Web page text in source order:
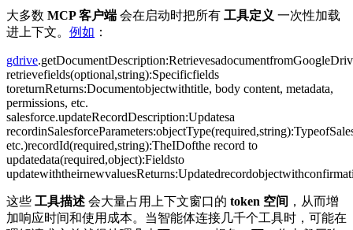
大多数 MCP 客户端 会在启动时把所有 工具定义 一次性加载
进上下文。 例如 ：
gdrive
retrievefields(optional,string):Specificfields
toreturnReturns:Documentobjectwithtitle, body content, metadata,
permissions, etc.
salesforce.updateRecordDescription:Updatesa
etc.)recordId(required,string):TheIDofthe record to
updatedata(required,object):Fieldsto
这些 工具描述 会大量占用上下文窗口的 token 空间 ，从而增
加响应时间和使用成本。当智能体连接几千个工具时，可能在